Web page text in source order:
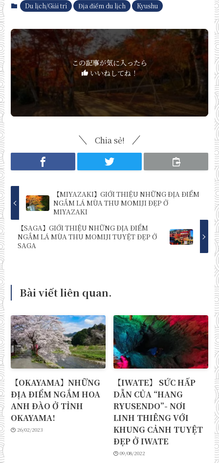
Du lịch/Giải trí Địa điểm du lịch Kyushu
この記事が気に入ったら
いいねしてね！
Chia sẻ!
【MIYAZAKI】GIỚI THIỆU NHỮNG ĐỊA ĐIỂM
NGẮM LÁ MÙA THU MOMIJI ĐẸP Ở
MIYAZAKI
【SAGA】GIỚI THIỆU NHỮNG ĐỊA ĐIỂM
NGẮM LÁ MÙA THU MOMIJI TUYỆT ĐẸP Ở
SAGA
Bài viết liên quan.
【OKAYAMA】NHỮNG
ĐỊA ĐIỂM NGẮM HOA
ANH ĐÀO Ở TỈNH
OKAYAMA!
26/02/2023
【IWATE】 SỨC HẤP
DẪN CỦA “HANG
RYUSENDO”- NƠI
LINH THIÊNG VỚI
KHUNG CẢNH TUYỆT
ĐẸP Ở IWATE
09/08/2022